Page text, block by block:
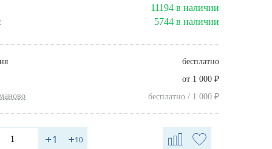
11194 в наличии
5744 в наличии
бесплатно
от 1 000 ₽
бесплатно / 1 000 ₽